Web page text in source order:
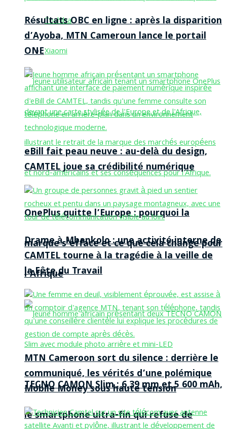
Toshiba
Xiaomi
OnePlus quitte l’Europe : pourquoi la
marque s’efface et ce que cela change pour
l’Afrique
TECNO CAMON Slim : 6,39 mm et 5 600 mAh,
le smartphone ultra-fin qui refuse de
Résultats OBC en ligne : après la disparition
d’Ayoba, MTN Cameroun lance le portail
ONE
eBill fait peau neuve : au-delà du design,
CAMTEL joue sa crédibilité numérique
Drame à Mbankolo : une activité interne de
CAMTEL tourne à la tragédie à la veille de
la Fête du Travail
MTN Cameroon sort du silence : derrière le
communiqué, les vérités d’une polémique
Mobile Money sous haute tension